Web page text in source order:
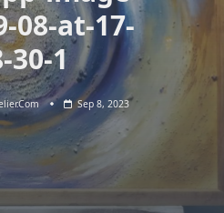
08-at-17-
30-1
Sep 8, 2023